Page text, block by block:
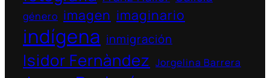
género imagen imaginario
indígena inmigración
Isidor Fernàndez Jorgelina Barrera